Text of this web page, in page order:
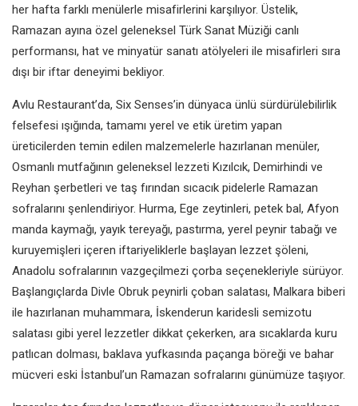
her hafta farklı menülerle misafirlerini karşılıyor. Üstelik,
Ramazan ayına özel geleneksel Türk Sanat Müziği canlı
performansı, hat ve minyatür sanatı atölyeleri ile misafirleri sıra
dışı bir iftar deneyimi bekliyor.
Avlu Restaurant’da, Six Senses’in dünyaca ünlü sürdürülebilirlik
felsefesi ışığında, tamamı yerel ve etik üretim yapan
üreticilerden temin edilen malzemelerle hazırlanan menüler,
Osmanlı mutfağının geleneksel lezzeti Kızılcık, Demirhindi ve
Reyhan şerbetleri ve taş fırından sıcacık pidelerle Ramazan
sofralarını şenlendiriyor. Hurma, Ege zeytinleri, petek bal, Afyon
manda kaymağı, yayık tereyağı, pastırma, yerel peynir tabağı ve
kuruyemişleri içeren iftariyeliklerle başlayan lezzet şöleni,
Anadolu sofralarının vazgeçilmezi çorba seçenekleriyle sürüyor.
Başlangıçlarda Divle Obruk peynirli çoban salatası, Malkara biberi
ile hazırlanan muhammara, İskenderun karidesli semizotu
salatası gibi yerel lezzetler dikkat çekerken, ara sıcaklarda kuru
patlıcan dolması, baklava yufkasında paçanga böreği ve bahar
mücveri eski İstanbul’un Ramazan sofralarını günümüze taşıyor.